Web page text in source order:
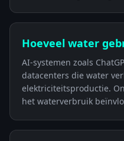
Hoeveel water
AI-systemen zoals
datacenters die water
elektriciteitsproductie.
het waterverbruik